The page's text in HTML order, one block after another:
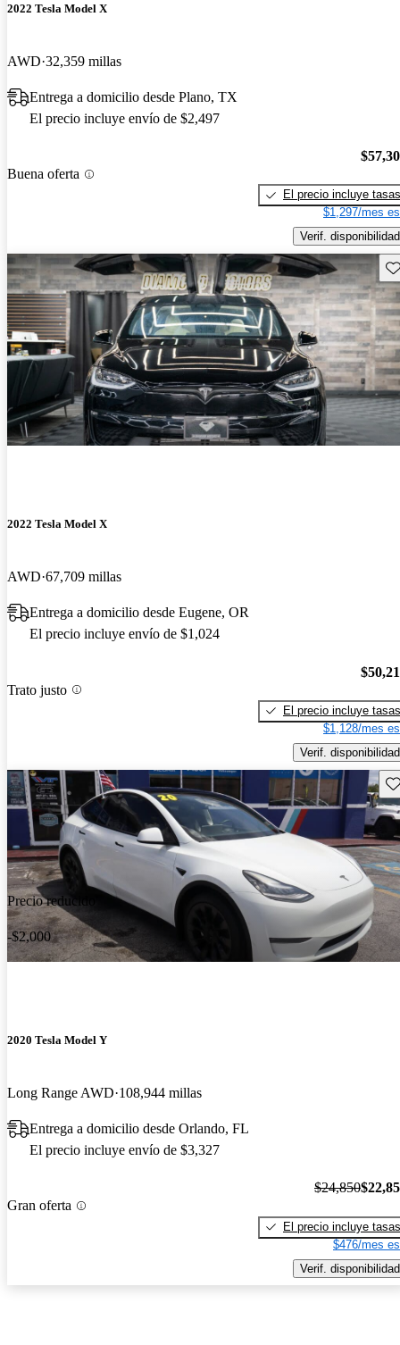
2022 Tesla Model X
AWD 32,359 millas
Entrega a domicilio desde Plano, TX
El precio incluye envío de $2,497
Buena oferta
El precio incluye tasas
$1,297/mes
Verif. disponibilidad
2022 Tesla Model X
AWD 67,709 millas
Entrega a domicilio desde Eugene, OR
El precio incluye envío de $1,024
Trato justo
El precio incluye tasas
$1,128/mes
Verif. disponibilidad
Precio reducido
-$2,000
2020 Tesla Model Y
Long Range AWD 108,944 millas
Entrega a domicilio desde Orlando, FL
El precio incluye envío de $3,327
Gran oferta
$24,850
El precio incluye tasas
$476/mes
Verif. disponibilidad